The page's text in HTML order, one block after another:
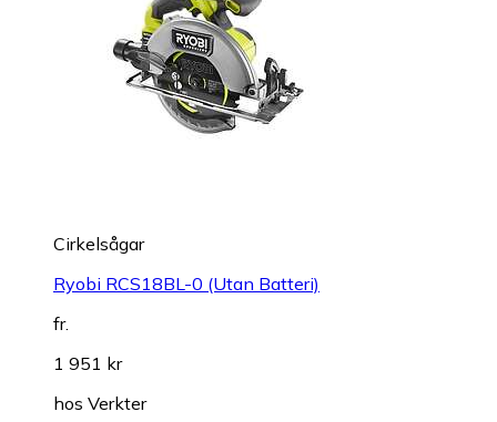
Cirkelsågar
Ryobi RCS18BL-0 (Utan Batteri)
fr.
1 951 kr
hos Verkter